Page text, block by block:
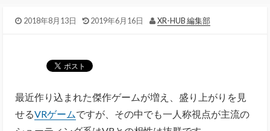
2018年8月13日 2019年6月16日 XR-HUB 編集部
最近作り込まれた傑作ゲームが増え、盛り上がりを見
せるVRゲームですが、その中でも一人称視点が主流の